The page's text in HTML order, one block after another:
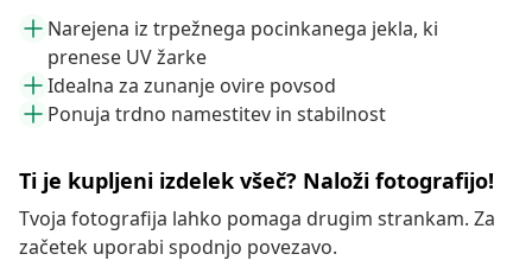
Narejena iz trpežnega pocinkanega jekla, ki
prenese UV žarke
Idealna za zunanje ovire povsod
Ponuja trdno namestitev in stabilnost
Ti je kupljeni izdelek všeč? Naloži fotografijo!
Tvoja fotografija lahko pomaga drugim strankam. Za
začetek uporabi spodnjo povezavo.